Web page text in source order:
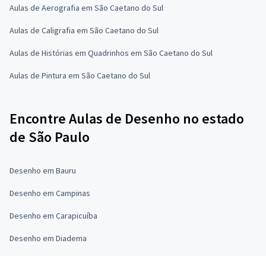
Aulas de Aerografia em São Caetano do Sul
Aulas de Caligrafia em São Caetano do Sul
Aulas de Histórias em Quadrinhos em São Caetano do Sul
Aulas de Pintura em São Caetano do Sul
Encontre Aulas de Desenho no estado
de São Paulo
Desenho em Bauru
Desenho em Campinas
Desenho em Carapicuíba
Desenho em Diadema